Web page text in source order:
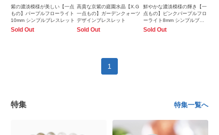
紫の濃淡模様が美しい【一点
もの】パープルフローライト
10mm シンプルブレスレット
Sold Out
高貴な京紫の庭園水晶【X.G
一点もの】ガーデンクォーツ
デザインブレスレット
Sold Out
鮮やかな濃淡模様の輝き【一
点もの】ピンクパープルフロ
ーライト8mm シンプルブレ
スレット
Sold Out
1
特集 特集一覧へ